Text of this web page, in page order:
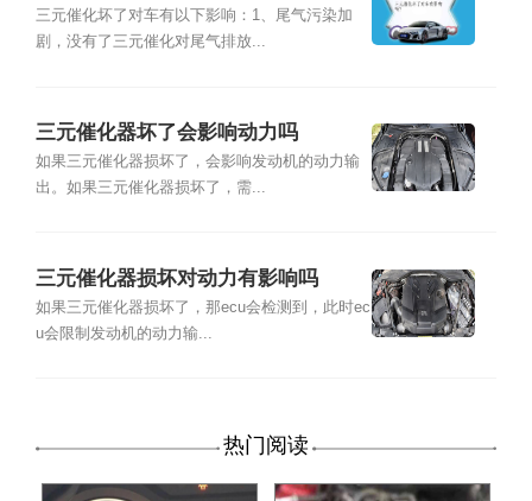
三元催化坏了对车有以下影响：1、尾气污染加
剧，没有了三元催化对尾气排放...
三元催化器坏了会影响动力吗
如果三元催化器损坏了，会影响发动机的动力输
出。如果三元催化器损坏了，需...
三元催化器损坏对动力有影响吗
如果三元催化器损坏了，那ecu会检测到，此时ec
u会限制发动机的动力输...
热门阅读